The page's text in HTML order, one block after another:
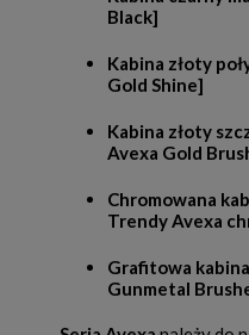
Black]
Kabina złoty
Gold Shine]
Kabina złoty
Avexa Gold
Chromowana
Trendy Avexa
Grafitowa
Gunmetal